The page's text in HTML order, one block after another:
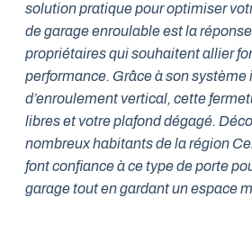
solution pratique pour optimiser
de garage enroulable est la
propriétaires qui souhaitent allier
performance. Grâce à son système
d’enroulement vertical, cette
libres et votre plafond dégagé.
nombreux habitants de la région
font confiance à ce type de porte
garage tout en gardant un espace